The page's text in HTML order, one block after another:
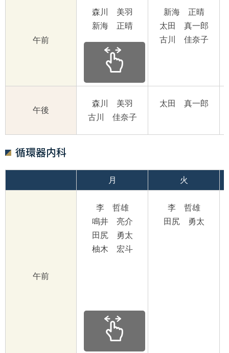
午前
森川 美羽
新海 正晴
新海 正晴
太田 真一郎
古川 佳奈子
午後
森川 美羽
古川 佳奈子
太田 真一郎
循環器内科
月 火
午前
李 哲雄
鳴井 亮介
田尻 勇太
柚木 宏斗
李 哲雄
田尻 勇太